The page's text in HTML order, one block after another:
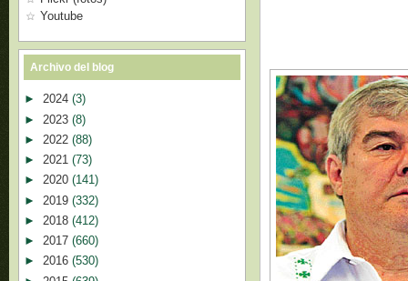
Youtube
Archivo del blog
► 2024 (3)
► 2023 (8)
► 2022 (88)
► 2021 (73)
► 2020 (141)
► 2019 (332)
► 2018 (412)
► 2017 (660)
► 2016 (530)